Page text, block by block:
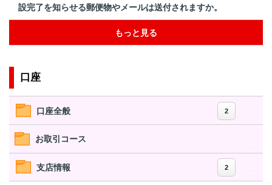
設完了を知らせる郵便物やメールは送付されますか。
もっと見る
口座
口座全般 2
お取引コース
支店情報 2